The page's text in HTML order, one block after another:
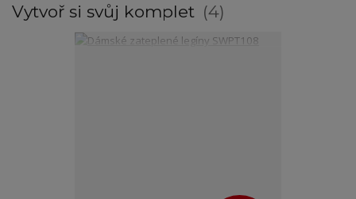
Vytvoř si svůj komplet 4